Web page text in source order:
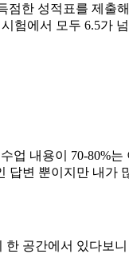
한 성적표를 제출
험에서 모두 6.5가
내용이 70-80%는
변 뿐이지만 내가
공간에서 있다보